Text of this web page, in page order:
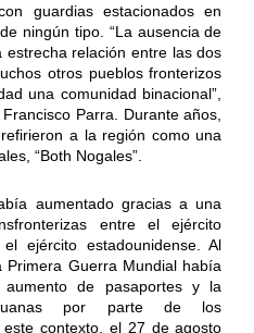
guardias estacionados en
ningún tipo. “La ausencia de
relación entre las dos
otros pueblos fronterizos
una comunidad binacional”,
Parra. Durante años,
a la región como una
“Both Nogales”.
aumentado gracias a una
entre el ejército
ejército estadounidense. Al
Guerra Mundial había
de pasaportes y la
por parte de los
contexto, el 27 de agosto